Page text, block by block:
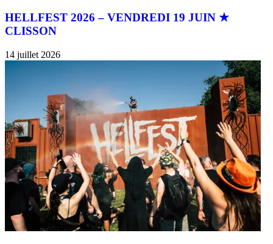
HELLFEST 2026 – VENDREDI 19 JUIN ★
CLISSON
14 juillet 2026